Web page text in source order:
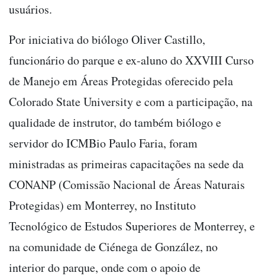
usuários.
Por iniciativa do biólogo Oliver Castillo,
funcionário do parque e ex-aluno do XXVIII Curso
de Manejo em Áreas Protegidas oferecido pela
Colorado State University e com a participação, na
qualidade de instrutor, do também biólogo e
servidor do ICMBio Paulo Faria, foram
ministradas as primeiras capacitações na sede da
CONANP (Comissão Nacional de Áreas Naturais
Protegidas) em Monterrey, no Instituto
Tecnológico de Estudos Superiores de Monterrey, e
na comunidade de Ciénega de González, no
interior do parque, onde com o apoio de